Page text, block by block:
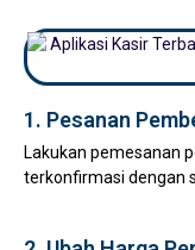
1. Pesanan
Lakukan pemesanan
terkonfirmasi dengan